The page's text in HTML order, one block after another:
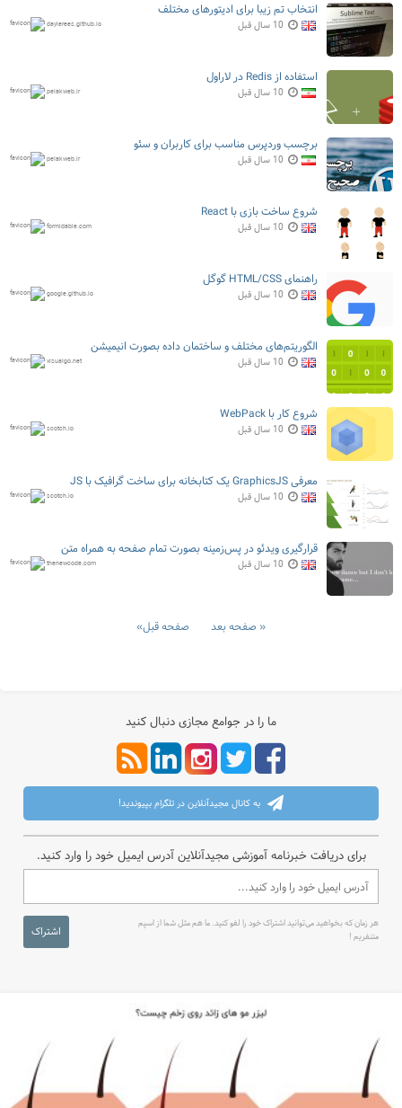
انتخاب تم زیبا برای ادیتورهای مختلف
daylerees.github.io 10 سال قبل
استفاده از Redis در لاراول
pelakweb.ir 10 سال قبل
برچسب وردپرس مناسب برای کاربران و سئو
pelakweb.ir 10 سال قبل
شروع ساخت بازی با React
formidable.com 10 سال قبل
راهنمای HTML/CSS گوگل
google.github.io 10 سال قبل
الگوریتم‌های مختلف و ساختمان داده بصورت انیمیشن
visualgo.net 10 سال قبل
شروع کار با WebPack
scotch.io 10 سال قبل
معرفی GraphicsJS یک کتابخانه برای ساخت گرافیک با JS
scotch.io 10 سال قبل
قرارگیری ویدئو در پس‌زمینه بصورت تمام صفحه به همراه متن
thenewcode.com 10 سال قبل
صفحه قبل صفحه بعد
ما را در جوامع مجازی دنبال کنید
به کانال مجیدآنلاین در تلگرام بپیوندید!
برای دریافت خبرنامه آموزشی مجیدآنلاین آدرس ایمیل خود را وارد کنید.
هر زمان که بخواهید می‌توانید اشتراک خود را لغو کنید. ما هم مثل شما از اسپم
متنفریم !
اشتراک